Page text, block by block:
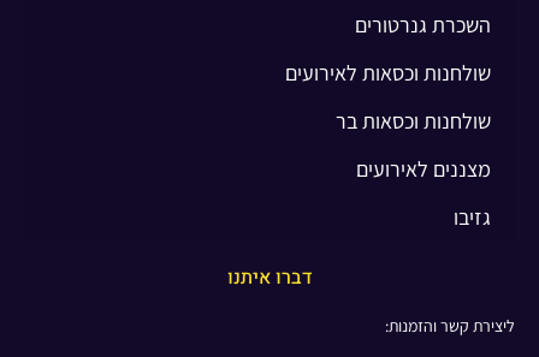
השכרת גנרטורים
שולחנות וכסאות לאירועים
שולחנות וכסאות בר
מצננים לאירועים
גזיבו
דברו איתנו
ליצירת קשר והזמנות: